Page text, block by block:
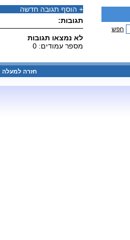
חפש
+ הוסף תגובה חדשה
תגובות:
לא נמצאו תגובות
מספר עמודים: 0
חזרה למעלה